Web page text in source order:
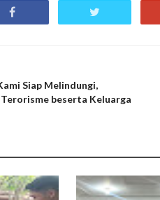
Siap Melindungi,
beserta Keluarga